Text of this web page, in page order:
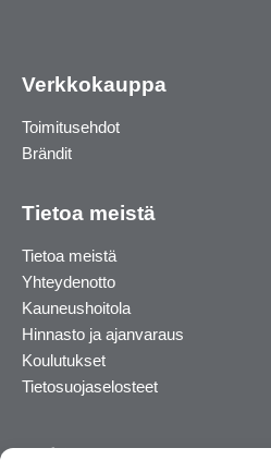
Verkkokauppa
Toimitusehdot
Brändit
Tietoa meistä
Tietoa meistä
Yhteydenotto
Kauneushoitola
Hinnasto ja ajanvaraus
Koulutukset
Tietosuojaselosteet